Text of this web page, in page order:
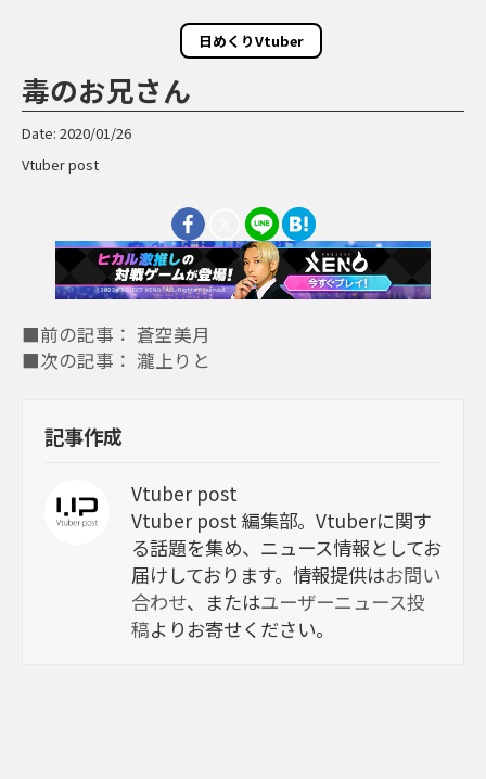
日めくりVtuber
毒のお兄さん
Date: 2020/01/26
Vtuber post
■前の記事： 蒼空美月
■次の記事： 瀧上りと
記事作成
Vtuber post
Vtuber post 編集部。Vtuberに関す
る話題を集め、ニュース情報としてお
届けしております。情報提供はお問い
合わせ、またはユーザーニュース投
稿よりお寄せください。